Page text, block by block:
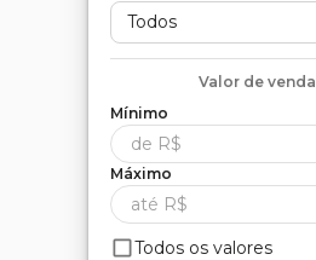
Todos
Valor de venda
Mínimo
Máximo
Todos os valores